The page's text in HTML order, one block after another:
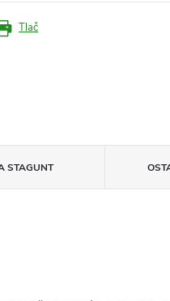
Tlač
STAGUNT